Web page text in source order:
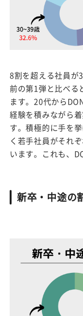
8割を超える社員が
前の第1弾と比べる
ます。20代から
経験を積みながら
す。積極的に手を
く若手社員がそれ
います。これも、
新卒・中途の